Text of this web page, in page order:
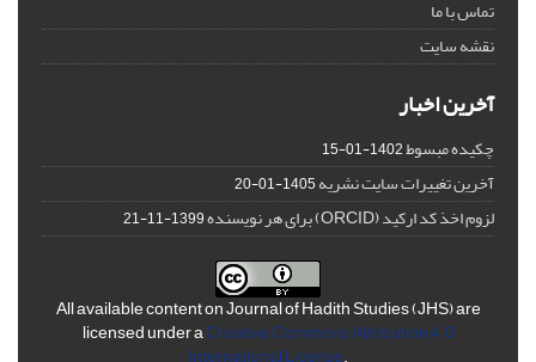
تماس با ما
نقشه سایت
آخرین اخبار
چکیده مبسوط1402-01-15
آخرین تغییرات سایت نشریه1405-01-20
لزوم اخذ کد ارکید (ORCID) برای هر نویسنده 1399-11-21
All available content on Journal of Hadith Studies (JHS) are
licensed under aCreative Commons Attribution 4.0